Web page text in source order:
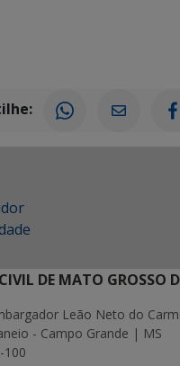
DE MATO GROSSO
Leão Neto do
- Campo Grande | MS
100